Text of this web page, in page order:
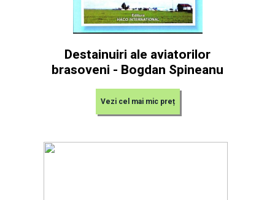
Destainuiri ale aviatorilor
brasoveni - Bogdan Spineanu
Vezi cel mai mic preț